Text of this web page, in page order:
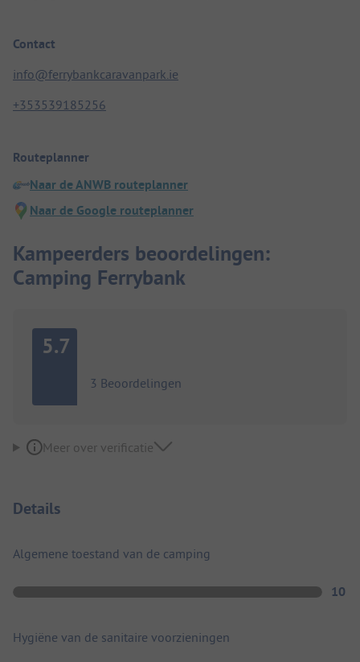
Contact
info@ferrybankcaravanpark.ie
+353539185256
Routeplanner
Naar de ANWB routeplanner
Naar de Google routeplanner
Kampeerders beoordelingen:
Camping Ferrybank
5.7
3 Beoordelingen
Meer over verificatie
Details
Algemene toestand van de camping
10
Hygiëne van de sanitaire voorzieningen